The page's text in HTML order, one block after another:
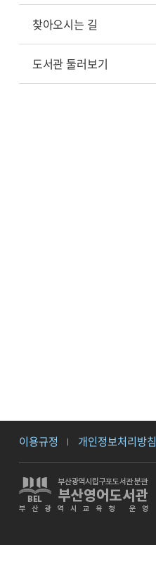
찾아오시는 길
도서관 둘러보기
이용규정 개인정보처리방침